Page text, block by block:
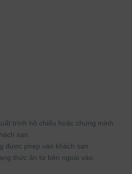
trình hộ chiếu hoặc chứng minh
sạn.
được phép vào khách sạn.
thức ăn từ bên ngoài vào.